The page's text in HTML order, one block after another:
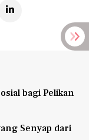
bagi Pelikan
Senyap dari